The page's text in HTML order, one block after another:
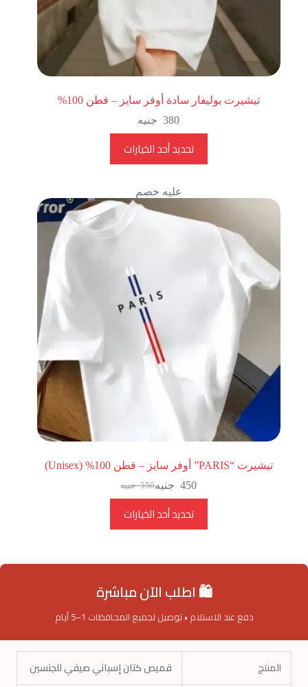
تيشيرت بوليفار سادة أوفر سايز – قطن 100%
380 جنيه
تحديد أحد الخيارات
عليه خصم
تيشيرت “PARIS” أوفر سايز – قطن 100% (Unisex)
550 جنيه 450 جنيه
تحديد أحد الخيارات
🛍️ اطلب الآن مباشرة
دفع عند الاستلام • توصيل لجميع المحافظات 1–5 أيام
المنتج
قميص كتان إسباني صيفي للجنسين